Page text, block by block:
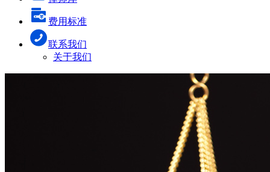
费用标准
联系我们
关于我们